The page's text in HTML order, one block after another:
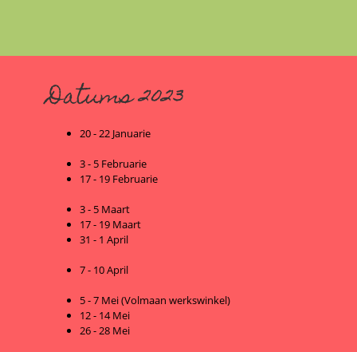
Datums 2023
20 - 22 Januarie
3 - 5 Februarie
17 - 19 Februarie
3 - 5 Maart
17 - 19 Maart
31 - 1 April
7 - 10 April
5 - 7 Mei (Volmaan werkswinkel)
12 - 14 Mei
26 - 28 Mei